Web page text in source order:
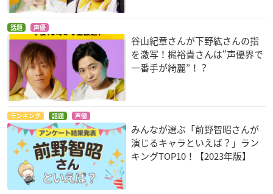
話題 声優
谷山紀章さんが下野紘さんの指
を激写！梶裕貴さんは“声優界で
一番手が綺麗”！？
ランキング 話題 声優
みんなが選ぶ「前野智昭さんが
演じるキャラといえば？」ラン
キングTOP10！【2023年版】